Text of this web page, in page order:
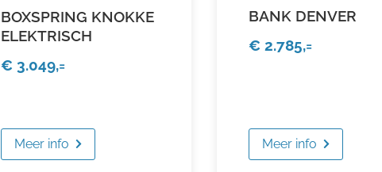
BOXSPRING KNOKKE
ELEKTRISCH
€ 3.049,=
Meer info
BANK DENVER
€ 2.785,=
Meer info